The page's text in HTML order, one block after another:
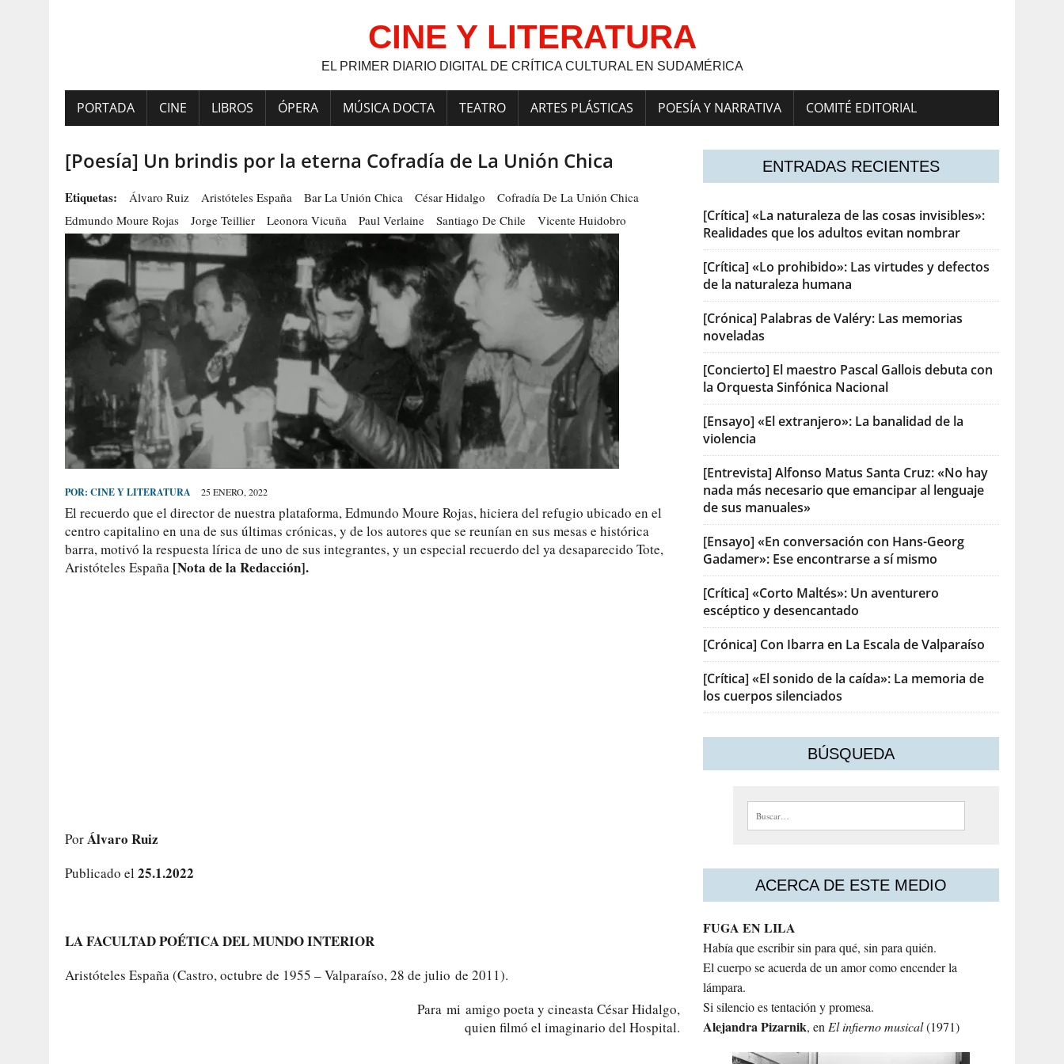
CINE Y LITERATURA
EL PRIMER DIARIO DIGITAL DE CRÍTICA CULTURAL EN SUDAMÉRICA
PORTADA CINE LIBROS ÓPERA MÚSICA DOCTA TEATRO ARTES PLÁSTICAS POESÍA Y NARRATIVA COMITÉ EDITORIAL
[Poesía] Un brindis por la eterna Cofradía de La Unión Chica
Etiquetas: Álvaro Ruiz Aristóteles España Bar La Unión Chica César Hidalgo
Cofradía De La Unión Chica
Edmundo Moure Rojas
Jorge Teillier Leonora Vicuña Paul Verlaine Santiago De Chile Vicente Huidobro
POR: CINE Y LITERATURA 25 ENERO, 2022
El recuerdo que el director de nuestra plataforma, Edmundo Moure Rojas, hiciera del refugio ubicado en el
centro capitalino en una de sus últimas crónicas, y de los autores que se reunían en sus mesas e histórica
barra, motivó la respuesta lírica de uno de sus integrantes, y un especial recuerdo del ya desaparecido Tote,
Aristóteles España [Nota de la Redacción].
PorÁlvaro Ruiz
Publicado el 25.1.2022
LA FACULTAD POÉTICA DEL MUNDO INTERIOR
Aristóteles España (Castro, octubre de 1955 – Valparaíso, 28 de julio de 2011).
Para mi amigo poeta y cineasta César Hidalgo,
quien filmó el imaginario del Hospital.
ENTRADAS RECIENTES
[Crítica] «La naturaleza de las cosas invisibles»:
Realidades que los adultos evitan nombrar
[Crítica] «Lo prohibido»: Las virtudes y defectos
de la naturaleza humana
[Crónica] Palabras de Valéry: Las memorias
noveladas
[Concierto] El maestro Pascal Gallois debuta con
la Orquesta Sinfónica Nacional
[Ensayo] «El extranjero»: La banalidad de la
violencia
[Entrevista] Alfonso Matus Santa Cruz: «No hay
nada más necesario que emancipar al lenguaje
de sus manuales»
[Ensayo] «En conversación con Hans-Georg
Gadamer»: Ese encontrarse a sí mismo
[Crítica] «Corto Maltés»: Un aventurero
escéptico y desencantado
[Crónica] Con Ibarra en La Escala de Valparaíso
[Crítica] «El sonido de la caída»: La memoria de
los cuerpos silenciados
BÚSQUEDA
Buscar:
ACERCA DE ESTE MEDIO
FUGA EN LILA
Había que escribir sin para qué, sin para quién.
El cuerpo se acuerda de un amor como encender la
lámpara.
Si silencio es tentación y promesa.
AlejandraPizarnik, enEl infierno musical(1971)